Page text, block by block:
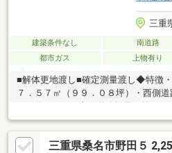
三重
建築条件なし 南道路
都市ガス
上物有り
■解体更地渡し■確定測量渡し◆特徴
７．５７㎡（９９．０８坪）・西側
境・桑名市立大成小学校 徒歩5分(約
分(約1770m)・地方独立行政法人桑名
分（約1910ｍ）三重県桑名市野田５